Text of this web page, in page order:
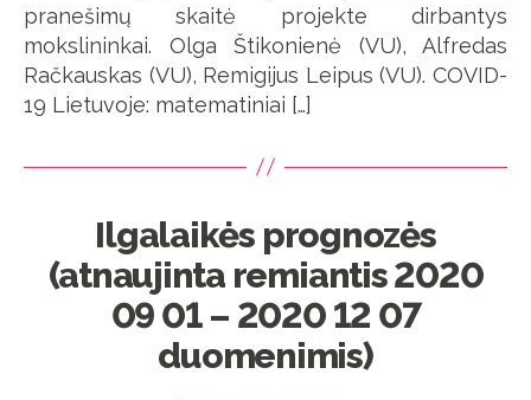
pranešimų skaitė projekte dirbantys
mokslininkai. Olga Štikonienė (VU), Alfredas
Račkauskas (VU), Remigijus Leipus (VU). COVID-
19 Lietuvoje: matematiniai […]
Ilgalaikės prognozės
(atnaujinta remiantis 2020
09 01 – 2020 12 07
duomenimis)